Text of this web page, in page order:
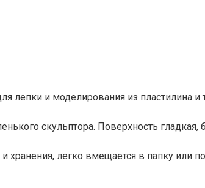
лепки и моделирования из пластилина
скульптора. Поверхность гладкая,
хранения, легко вмещается в папку или